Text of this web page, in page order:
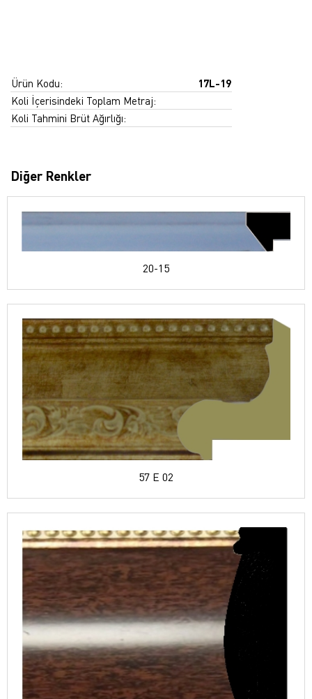
Ürün Kodu:
17L-19
Koli İçerisindeki Toplam Metraj:
Koli Tahmini Brüt Ağırlığı:
Diğer Renkler
20-15
57 E 02